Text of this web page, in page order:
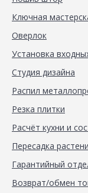
Ключная
Оверлок
Установка
Студия дизайна
Распил
Резка плитки
Расчёт кухни и
Пересадка
Гарантийный
Возврат/обмен